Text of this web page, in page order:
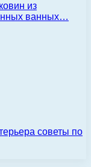
из
ванных…
советы по